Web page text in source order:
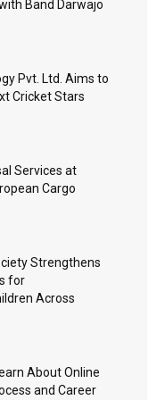
Band Darwajo
Pvt. Ltd. Aims to
Cricket Stars
Services at
Cargo
Strengthens
for
Across
About Online
and Career